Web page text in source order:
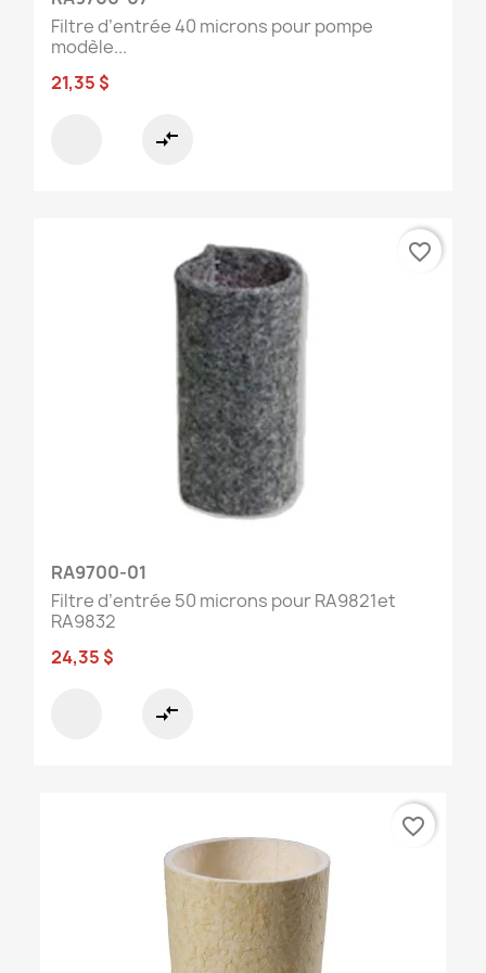
Filtre d’entrée 40 microns pour pompe
modèle...
21,35 $
compare_arrows
RA9700-01
Filtre d’entrée 50 microns pour RA9821et
RA9832
24,35 $
compare_arrows
favorite_border
favorite_border